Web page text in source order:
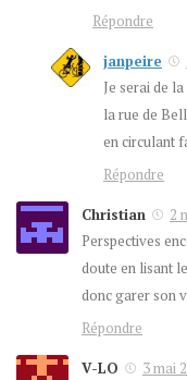
Répondre
janpeire
Je serai de
la rue de
en circulant
Répondre
Christian
2
Perspectives
doute en lisant
donc garer son
Répondre
V-LO
3 mai